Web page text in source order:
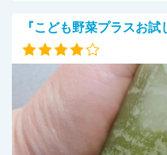
『こども野菜プラスお試